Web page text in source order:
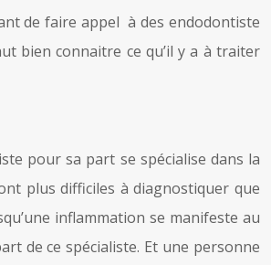
de faire appel à des endodontiste
bien connaitre ce qu’il y a à traiter
pour sa part se spécialise dans la
plus difficiles à diagnostiquer que
inflammation se manifeste au
de ce spécialiste. Et une personne